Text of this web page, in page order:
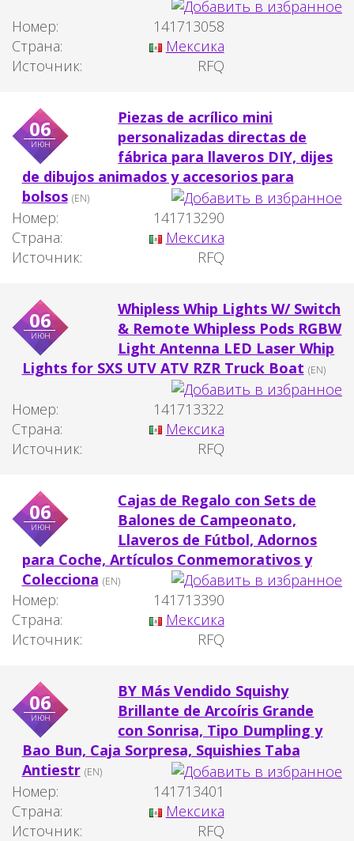
Номер:
141713058
Страна:
Мексика
Источник:
RFQ
06
июн
Piezas de acrílico mini
personalizadas directas de
fábrica para llaveros DIY, dijes
de dibujos animados y accesorios para
bolsos (EN)
Номер:
141713290
Страна:
Мексика
Источник:
RFQ
06
июн
Whipless Whip Lights W/ Switch
& Remote Whipless Pods RGBW
Light Antenna LED Laser Whip
Lights for SXS UTV ATV RZR Truck Boat (EN)
Номер:
141713322
Страна:
Мексика
Источник:
RFQ
06
июн
Cajas de Regalo con Sets de
Balones de Campeonato,
Llaveros de Fútbol, Adornos
para Coche, Artículos Conmemorativos y
Colecciona (EN)
Номер:
141713390
Страна:
Мексика
Источник:
RFQ
06
июн
BY Más Vendido Squishy
Brillante de Arcoíris Grande
con Sonrisa, Tipo Dumpling y
Bao Bun, Caja Sorpresa, Squishies Taba
Antiestr (EN)
Номер:
141713401
Страна:
Мексика
Источник:
RFQ